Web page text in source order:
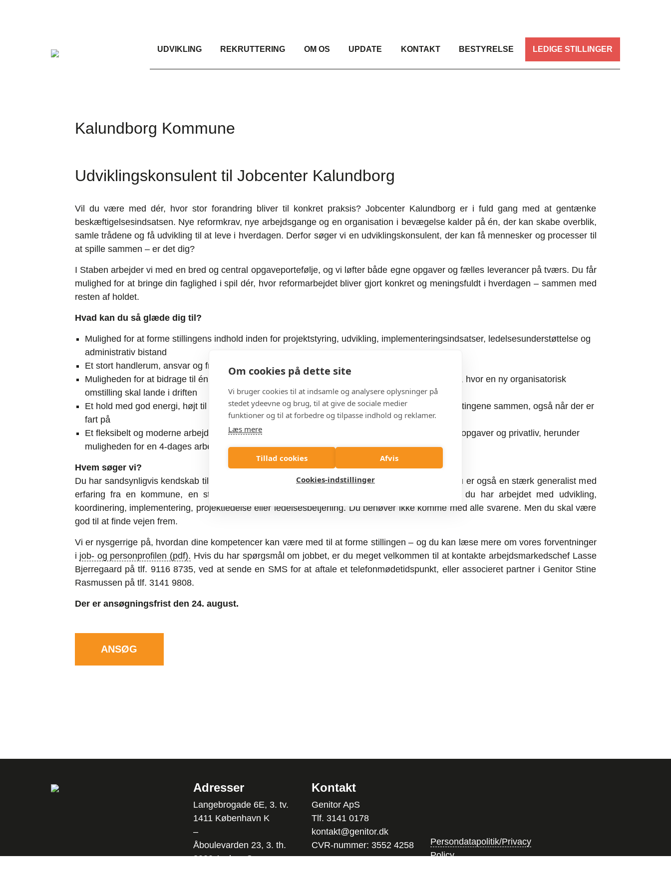
Om cookies på dette site
Vi bruger cookies til at indsamle og analysere oplysninger på
stedet ydeevne og brug, til at give de sociale medier
funktioner og til at forbedre og tilpasse indhold og reklamer.
Læs mere
Tillad cookies Afvis
Cookies-indstillinger
UDVIKLING REKRUTTERING OM OS UPDATE KONTAKT BESTYRELSE LEDIGE STILLINGER
Kalundborg Kommune
Udviklingskonsulent til Jobcenter Kalundborg
Vil du være med dér, hvor stor forandring bliver til konkret praksis? Jobcenter Kalundborg er i fuld gang med at gentænke
beskæftigelsesindsatsen. Nye reformkrav, nye arbejdsgange og en organisation i bevægelse kalder på én, der kan skabe overblik,
samle trådene og få udvikling til at leve i hverdagen. Derfor søger vi en udviklingskonsulent, der kan få mennesker og processer til
at spille sammen – er det dig?
I Staben arbejder vi med en bred og central opgaveportefølje, og vi løfter både egne opgaver og fælles leverancer på tværs. Du får
mulighed for at bringe din faglighed i spil dér, hvor reformarbejdet bliver gjort konkret og meningsfuldt i hverdagen – sammen med
resten af holdet.
Hvad kan du så glæde dig til?
Mulighed for at forme stillingens indhold inden for projektstyring, udvikling, implementeringsindsatser, ledelsesunderstøttelse og
administrativ bistand
Et stort handlerum, ansvar og frihed i opgaveløsningen
Muligheden for at bidrage til én af de mest spændende forandringer, som Jobcentret står midt i, hvor en ny organisatorisk
omstilling skal lande i driften
Et hold med god energi, højt til loftet og en kultur i Staben, hvor vi sparrer, deler viden og løser tingene sammen, også når der er
fart på
Et fleksibelt og moderne arbejdsliv, hvor du kan planlægge arbejdsugen, så den matcher både opgaver og privatliv, herunder
muligheden for en 4-dages arbejdsuge samt hjemmearbejde.
Hvem søger vi?
Du har sandsynligvis kendskab til beskæftigelsesområdet eller nærliggende velfærdsområder. Du er også en stærk generalist med
erfaring fra en kommune, en styrelse, en interesseorganisation eller et konsulenthus, hvor du har arbejdet med udvikling,
koordinering, implementering, projektledelse eller ledelsesbetjening. Du behøver ikke komme med alle svarene. Men du skal være
god til at finde vejen frem.
Vi er nysgerrige på, hvordan dine kompetencer kan være med til at forme stillingen – og du kan læse mere om vores forventninger
i job- og personprofilen (pdf). Hvis du har spørgsmål om jobbet, er du meget velkommen til at kontakte arbejdsmarkedschef Lasse
Bjerregaard på tlf. 9116 8735, ved at sende en SMS for at aftale et telefonmødetidspunkt, eller associeret partner i Genitor Stine
Rasmussen på tlf. 3141 9808.
Der er ansøgningsfrist den 24. august.
ANSØG
Adresser
Langebrogade 6E, 3. tv.
1411 København K
–
Åboulevarden 23, 3. th.
8000 Aarhus C.
Kontakt
Genitor ApS
Tlf. 3141 0178
kontakt@genitor.dk
CVR-nummer: 3552 4258
Persondatapolitik/Privacy
Policy